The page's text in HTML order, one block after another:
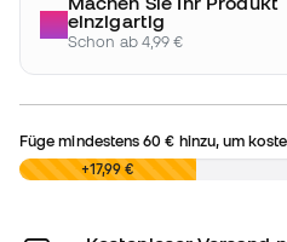
einzigartig
Schon ab 4,99 €
Füge mindestens60 € hinzu, um
0,00 € +17,99 €